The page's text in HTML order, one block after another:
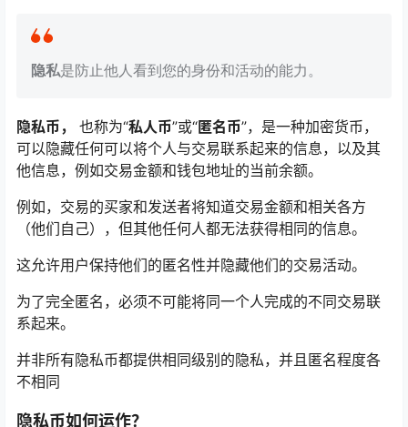
隐私是防止他人看到您的身份和活动的能力。
隐私币， 也称为“私人币”或“匿名币”，是一种加密货币，
可以隐藏任何可以将个人与交易联系起来的信息，以及其
他信息，例如交易金额和钱包地址的当前余额。
例如，交易的买家和发送者将知道交易金额和相关各方
（他们自己），但其他任何人都无法获得相同的信息。
这允许用户保持他们的匿名性并隐藏他们的交易活动。
为了完全匿名，必须不可能将同一个人完成的不同交易联
系起来。
并非所有隐私币都提供相同级别的隐私，并且匿名程度各
不相同
隐私币如何运作？